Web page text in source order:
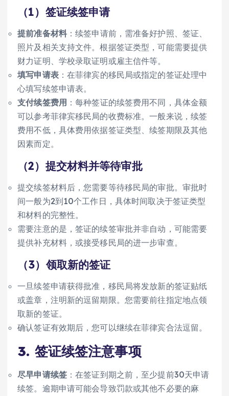
（1）签证续签申请
提前准备材料：续签申请前，需准备好护照、签证、
照片及相关支持文件。根据签证类型，可能需要提供
财力证明、学校录取证明或雇主信件等。
填写申请表：在菲律宾的移民局或指定的签证处理中
心填写续签申请表。
支付续签费用 ：每种签证的续签费用不同，具体金额
可以参考菲律宾移民局的收费标准。一般来说，续签
费用不低，具体费用依据签证类型、续签期限及其他
因素而定。
（2）提交材料并等待审批
提交续签材料后，您需要等待移民局的审批。审批时
间一般为2到10个工作日，具体时间取决于签证类型
和材料的完整性。
需要注意的是，签证的续签审批并非自动，可能需要
提供补充材料，或接受移民局的进一步审查。
（3）领取新的签证
一旦续签申请获得批准，移民局将发放新的签证贴纸
或盖章，注明新的逗留期限。您需要前往指定地点领
取新的签证。
确认签证有效期后，您可以继续在菲律宾合法逗留。
3. 签证续签注意事项
尽早申请续签：在签证到期之前，至少提前30天申请
续签。逾期申请可能会导致罚款或其他不必要的麻